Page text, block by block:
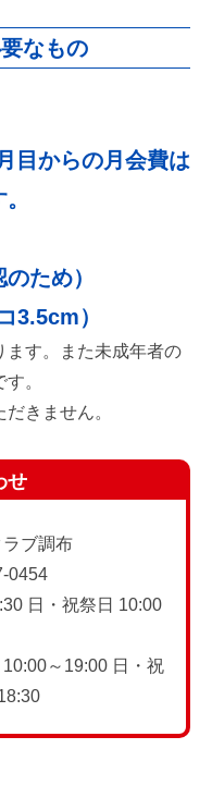
なもの
目からの月会費は
ため）
3.5cm）
す。また未成年者の
。
きません。
せ
ブ調布
0454
日・祝祭日 10:00
～19:00 日・祝